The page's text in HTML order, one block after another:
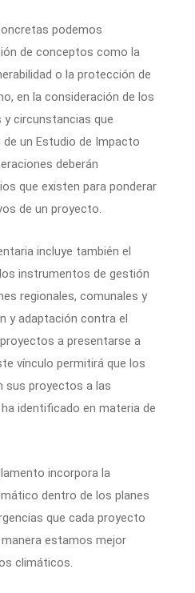
podemos
de conceptos como la
o la protección de
en la consideración de los
circunstancias que
un Estudio de Impacto
deberán
que existen para ponderar
de un proyecto.
incluye también el
instrumentos de gestión
regionales, comunales y
y adaptación contra el
a presentarse a
vínculo permitirá que los
sus proyectos a las
identificado en materia de
incorpora la
dentro de los planes
que cada proyecto
estamos mejor
climáticos.